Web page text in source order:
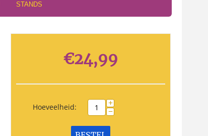
STANDS
€24,99
Hoeveelheid: +
−